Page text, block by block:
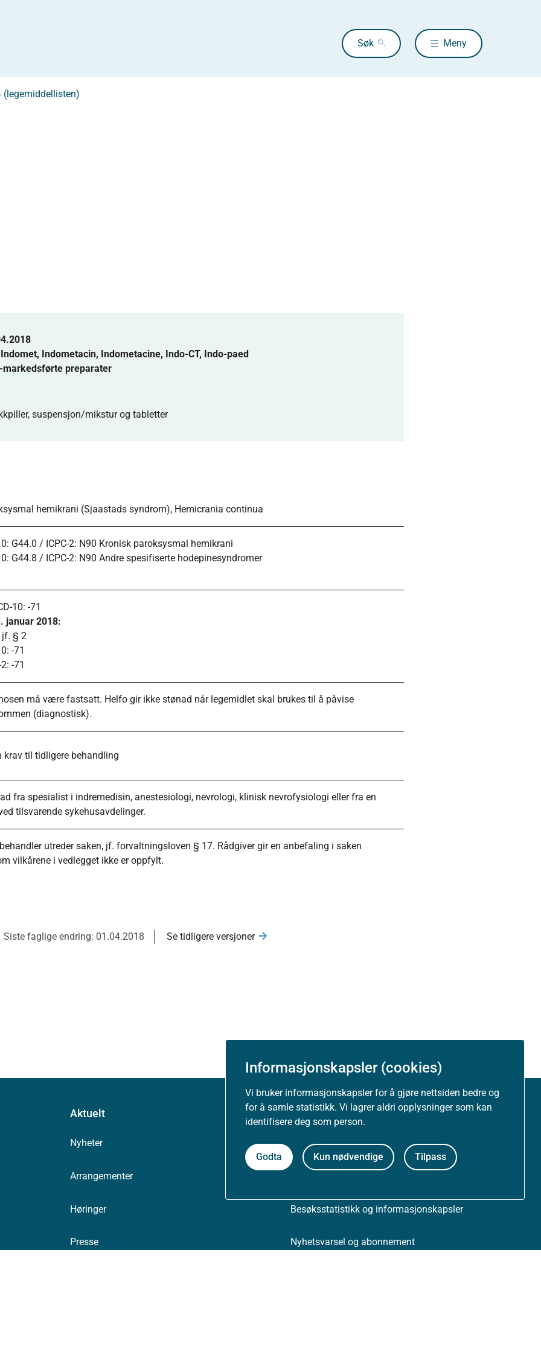
Informasjonskapsler (cookies)
Vi bruker informasjonskapsler for å gjøre nettsiden bedre og
for å samle statistikk. Vi lagrer aldri opplysninger som kan
identifisere deg som person.
Godta Kun nødvendige Tilpass
Søk Meny
(legemiddellisten)
Indomet, Indometacin, Indometacine, Indo-CT, Indo-paed
markedsførte preparater
suspensjon/mikstur og tabletter
hemikrani (Sjaastads syndrom), Hemicrania continua
G44.0 / ICPC-2: N90 Kronisk paroksysmal hemikrani
G44.8 / ICPC-2: N90 Andre spesifiserte hodepinesyndromer
10: -71
januar 2018:
jf. § 2
-71
2: -71
må være fastsatt. Helfo gir ikke stønad når legemidlet skal brukes til å påvise
(diagnostisk).
krav til tidligere behandling
fra spesialist i indremedisin, anestesiologi, nevrologi, klinisk nevrofysiologi eller fra en
tilsvarende sykehusavdelinger.
utreder saken, jf. forvaltningsloven § 17. Rådgiver gir en anbefaling i saken
vilkårene i vedlegget ikke er oppfylt.
Siste faglige endring: 01.04.2018 Se tidligere versjoner
Aktuelt
Nyheter
Arrangementer
Høringer
Presse
Om nettstedet
Personvernerklæring
Besøksstatistikk og informasjonskapsler
Nyhetsvarsel og abonnement